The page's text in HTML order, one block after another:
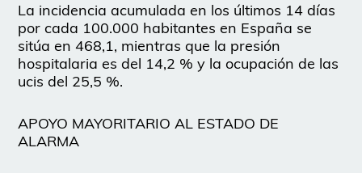
La incidencia acumulada en los últimos 14 días
por cada 100.000 habitantes en España se
sitúa en 468,1, mientras que la presión
hospitalaria es del 14,2 % y la ocupación de las
ucis del 25,5 %.
APOYO MAYORITARIO AL ESTADO DE
ALARMA